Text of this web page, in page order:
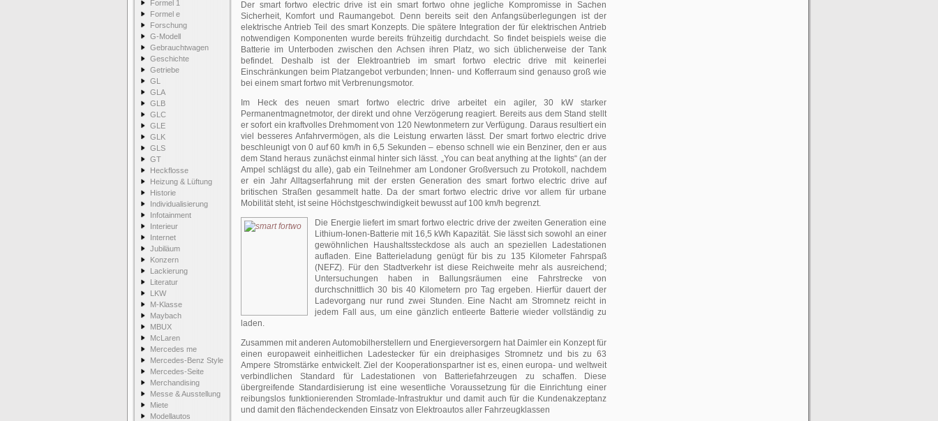
Formel 1
Formel e
Forschung
G-Modell
Gebrauchtwagen
Geschichte
Getriebe
GL
GLA
GLB
GLC
GLE
GLK
GLS
GT
Heckflosse
Heizung & Lüftung
Historie
Individualisierung
Infotainment
Interieur
Internet
Jubiläum
Konzern
Lackierung
Literatur
LKW
M-Klasse
Maybach
MBUX
McLaren
Mercedes me
Mercedes-Benz Style
Mercedes-Seite
Merchandising
Messe & Ausstellung
Miete
Modellautos
Der smart fortwo electric drive ist ein smart fortwo ohne jegliche Kompromisse in Sachen
Sicherheit, Komfort und Raumangebot. Denn bereits seit den Anfangsüberlegungen ist der
elektrische Antrieb Teil des smart Konzepts. Die spätere Integration der für elektrischen Antrieb
notwendigen Komponenten wurde bereits frühzeitig durchdacht. So findet beispiels weise die
Batterie im Unterboden zwischen den Achsen ihren Platz, wo sich üblicherweise der Tank
befindet. Deshalb ist der Elektroantrieb im smart fortwo electric drive mit keinerlei
Einschränkungen beim Platzangebot verbunden; Innen- und Kofferraum sind genauso groß wie
bei einem smart fortwo mit Verbrenungsmotor.
Im Heck des neuen smart fortwo electric drive arbeitet ein agiler, 30 kW starker
Permanentmagnetmotor, der direkt und ohne Verzögerung reagiert. Bereits aus dem Stand stellt
er sofort ein kraftvolles Drehmoment von 120 Newtonmetern zur Verfügung. Daraus resultiert ein
viel besseres Anfahrvermögen, als die Leistung erwarten lässt. Der smart fortwo electric drive
beschleunigt von 0 auf 60 km/h in 6,5 Sekunden – ebenso schnell wie ein Benziner, den er aus
dem Stand heraus zunächst einmal hinter sich lässt. „You can beat anything at the lights“ (an der
Ampel schlägst du alle), gab ein Teilnehmer am Londoner Großversuch zu Protokoll, nachdem
er ein Jahr Alltagserfahrung mit der ersten Generation des smart fortwo electric drive auf
britischen Straßen gesammelt hatte. Da der smart fortwo electric drive vor allem für urbane
Mobilität steht, ist seine Höchstgeschwindigkeit bewusst auf 100 km/h begrenzt.
Die Energie liefert im smart fortwo electric drive der zweiten Generation eine
Lithium-Ionen-Batterie mit 16,5 kWh Kapazität. Sie lässt sich sowohl an einer
gewöhnlichen Haushaltssteckdose als auch an speziellen Ladestationen
aufladen. Eine Batterieladung genügt für bis zu 135 Kilometer Fahrspaß
(NEFZ). Für den Stadtverkehr ist diese Reichweite mehr als ausreichend;
Untersuchungen haben in Ballungsräumen eine Fahrstrecke von
durchschnittlich 30 bis 40 Kilometern pro Tag ergeben. Hierfür dauert der
Ladevorgang nur rund zwei Stunden. Eine Nacht am Stromnetz reicht in
jedem Fall aus, um eine gänzlich entleerte Batterie wieder vollständig zu
laden.
Zusammen mit anderen Automobilherstellern und Energieversorgern hat Daimler ein Konzept für
einen europaweit einheitlichen Ladestecker für ein dreiphasiges Stromnetz und bis zu 63
Ampere Stromstärke entwickelt. Ziel der Kooperationspartner ist es, einen europa- und weltweit
verbindlichen Standard für Ladestationen von Batteriefahrzeugen zu schaffen. Diese
übergreifende Standardisierung ist eine wesentliche Voraussetzung für die Einrichtung einer
reibungslos funktionierenden Stromlade-Infrastruktur und damit auch für die Kundenakzeptanz
und damit den flächendeckenden Einsatz von Elektroautos aller Fahrzeugklassen